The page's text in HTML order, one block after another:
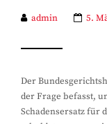
admin 5.
Der
der Frage befasst,
Schadensersatz für